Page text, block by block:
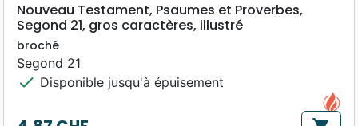
Nouveau Testament, Psaumes et Proverbes,
Segond 21, gros caractères, illustré
broché
Segond 21
check Disponible jusqu'à épuisement